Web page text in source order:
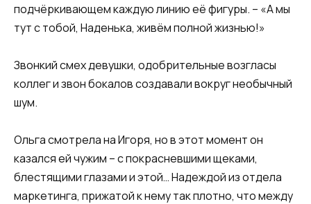
подчёркивающем каждую линию её фигуры. – «А мы
тут с тобой, Наденька, живём полной жизнью!»
Звонкий смех девушки, одобрительные возгласы
коллег и звон бокалов создавали вокруг необычный
шум.
Ольга смотрела на Игоря, но в этот момент он
казался ей чужим – с покрасневшими щеками,
блестящими глазами и этой… Надеждой из отдела
маркетинга, прижатой к нему так плотно, что между